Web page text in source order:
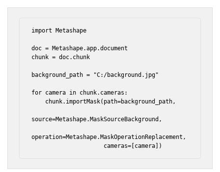
import Metashape
doc = Metashape.app.document
chunk = doc.chunk
background_path = "C:/background.jpg"
for camera in chunk.cameras:
source=Metashape.MaskSourceBackground,
operation=Metashape.MaskOperationReplacement,
                     cameras=[camera])